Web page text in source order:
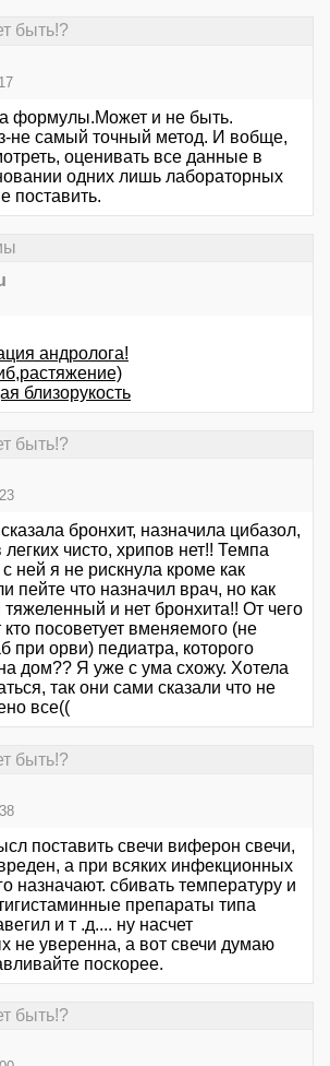
быть!?
формулы.Может и не быть.
не самый точный метод. И вобще,
оценивать все данные в
одних лишь лабораторных
поставить.
андролога!
близорукость
быть!?
бронхит, назначила цибазол,
чисто, хрипов нет!! Темпа
ней я не рискнула кроме как
пейте что назначил врач, но как
тяжеленный и нет бронхита!! От чего
посоветует вменяемого (не
при орви) педиатра, которого
дом?? Я уже с ума схожу. Хотела
так они сами сказали что не
все((
быть!?
поставить свечи виферон свечи,
а при всяких инфекционных
назначают. сбивать температуру и
препараты типа
и т .д.... ну насчет
не уверенна, а вот свечи думаю
поскорее.
быть!?